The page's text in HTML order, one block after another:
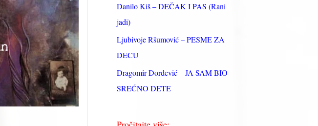
Danilo Kiš – DEČAK I PAS (Rani
jadi)
Ljubivoje Ršumović – PESME ZA
DECU
Dragomir Đorđević – JA SAM BIO
SREĆNO DETE